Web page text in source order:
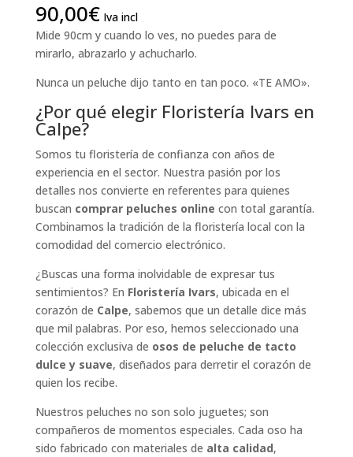
90,00€ Iva incl
Mide 90cm y cuando lo ves, no puedes para de
mirarlo, abrazarlo y achucharlo.
Nunca un peluche dijo tanto en tan poco. «TE AMO».
¿Por qué elegir Floristería Ivars en
Calpe?
Somos tu floristería de confianza con años de
experiencia en el sector. Nuestra pasión por los
detalles nos convierte en referentes para quienes
buscan comprar peluches online con total garantía.
Combinamos la tradición de la floristería local con la
comodidad del comercio electrónico.
¿Buscas una forma inolvidable de expresar tus
sentimientos? En Floristería Ivars, ubicada en el
corazón de Calpe, sabemos que un detalle dice más
que mil palabras. Por eso, hemos seleccionado una
colección exclusiva de osos de peluche de tacto
dulce y suave, diseñados para derretir el corazón de
quien los recibe.
Nuestros peluches no son solo juguetes; son
compañeros de momentos especiales. Cada oso ha
sido fabricado con materiales de alta calidad,